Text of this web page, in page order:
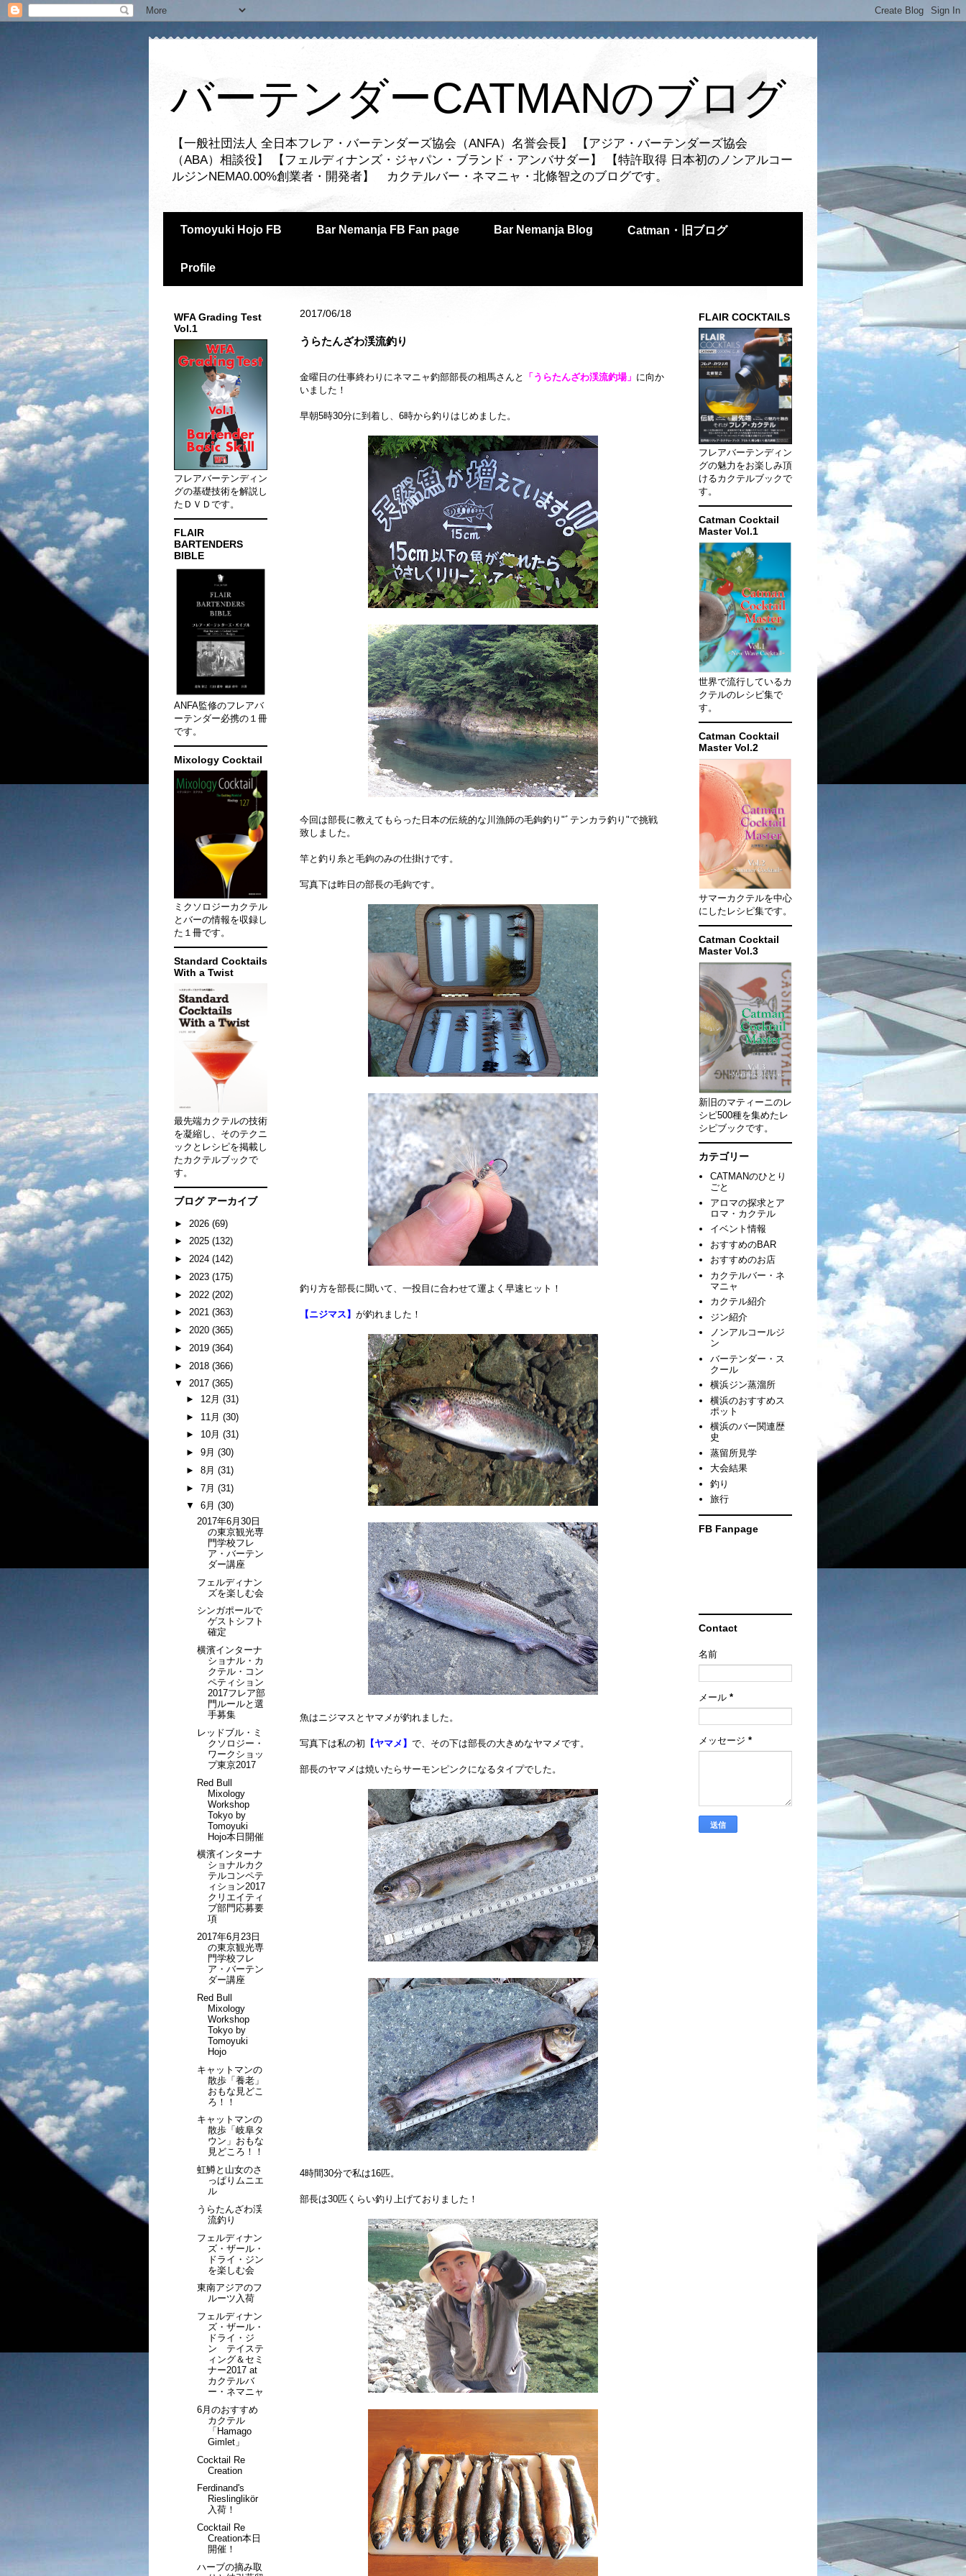
バーテンダーCATMANのブログ
【一般社団法人 全日本フレア・バーテンダーズ協会（ANFA）名誉会長】 【アジア・バーテンダーズ協会
（ABA）相談役】 【フェルディナンズ・ジャパン・ブランド・アンバサダー】 【特許取得 日本初のノンアルコー
ルジンNEMA0.00%創業者・開発者】 カクテルバー・ネマニャ・北條智之のブログです。
Tomoyuki Hojo FB Bar Nemanja FB Fan page Bar Nemanja Blog Catman・旧ブログ
Profile
2017/06/18
うらたんざわ渓流釣り
金曜日の仕事終わりにネマニャ釣部部長の相馬さんと 「うらたんざわ渓流釣場」 に向か
いました！
早朝5時30分に到着し、6時から釣りはじめました。
今回は部長に教えてもらった日本の伝統的な川漁師の毛鉤釣り"ﾞテンカラ釣り"で挑戦
致しました。
竿と釣り糸と毛鉤のみの仕掛けです。
写真下は昨日の部長の毛鉤です。
釣り方を部長に聞いて、一投目に合わせて運よく早速ヒット！
【ニジマス】 が釣れました！
魚はニジマスとヤマメが釣れました。
写真下は私の初 【ヤマメ】 で、その下は部長の大きめなヤマメです。
部長のヤマメは焼いたらサーモンピンクになるタイプでした。
4時間30分で私は16匹。
部長は30匹くらい釣り上げておりました！
WFA Grading Test
Vol.1
フレアバーテンディン
グの基礎技術を解説し
たＤＶＤです。
FLAIR
BARTENDERS
BIBLE
ANFA監修のフレアバ
ーテンダー必携の１冊
です。
Mixology Cocktail
ミクソロジーカクテル
とバーの情報を収録し
た１冊です。
Standard Cocktails
With a Twist
最先端カクテルの技術
を凝縮し、そのテクニ
ックとレシピを掲載し
たカクテルブックで
す。
ブログ アーカイブ
► 2026 (69)
► 2025 (132)
► 2024 (142)
► 2023 (175)
► 2022 (202)
► 2021 (363)
► 2020 (365)
► 2019 (364)
► 2018 (366)
▼ 2017 (365)
► 12月 (31)
► 11月 (30)
► 10月 (31)
► 9月 (30)
► 8月 (31)
► 7月 (31)
▼ 6月 (30)
2017年6月30日
の東京観光専
門学校フレ
ア・バーテン
ダー講座
フェルディナン
ズを楽しむ会
シンガポールで
ゲストシフト
確定
横濱インターナ
ショナル・カ
クテル・コン
ペティション
2017フレア部
門ルールと選
手募集
レッドブル・ミ
クソロジー・
ワークショッ
プ東京2017
Red Bull
Mixology
Workshop
Tokyo by
Tomoyuki
Hojo本日開催
横濱インターナ
ショナルカク
テルコンペテ
ィション2017
クリエイティ
ブ部門応募要
項
2017年6月23日
の東京観光専
門学校フレ
ア・バーテン
ダー講座
Red Bull
Mixology
Workshop
Tokyo by
Tomoyuki
Hojo
キャットマンの
散歩「養老」
おもな見どこ
ろ！！
キャットマンの
散歩「岐阜タ
ウン」おもな
見どころ！！
虹鱒と山女のさ
っぱりムニエ
ル
うらたんざわ渓
流釣り
フェルディナン
ズ・ザール・
ドライ・ジン
を楽しむ会
東南アジアのフ
ルーツ入荷
フェルディナン
ズ・ザール・
ドライ・ジ
ン テイステ
ィング＆セミ
ナー2017 at
カクテルバ
ー・ネマニャ
6月のおすすめ
カクテル
「Hamago
Gimlet」
Cocktail Re
Creation
Ferdinand's
Rieslinglikör
入荷！
Cocktail Re
Creation本日
開催！
ハーブの摘み取
FLAIR COCKTAILS
フレアバーテンディン
グの魅力をお楽しみ頂
けるカクテルブックで
す。
Catman Cocktail
Master Vol.1
世界で流行しているカ
クテルのレシピ集で
す。
Catman Cocktail
Master Vol.2
サマーカクテルを中心
にしたレシピ集です。
Catman Cocktail
Master Vol.3
新旧のマティーニのレ
シピ500種を集めたレ
シピブックです。
カテゴリー
CATMANのひとり
ごと
アロマの探求とア
ロマ・カクテル
イベント情報
おすすめのBAR
おすすめのお店
カクテルバー・ネ
マニャ
カクテル紹介
ジン紹介
ノンアルコールジ
ン
バーテンダー・ス
クール
横浜ジン蒸溜所
横浜のおすすめス
ポット
横浜のバー関連歴
史
蒸留所見学
大会結果
釣り
旅行
FB Fanpage
Contact
名前
メール *
メッセージ *